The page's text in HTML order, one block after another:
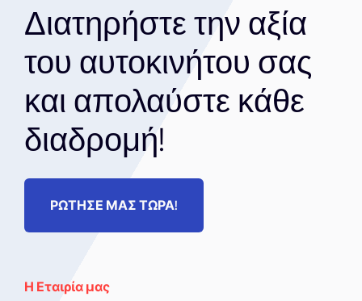
Διατηρήστε την αξία
του αυτοκινήτου σας
και απολαύστε κάθε
διαδρομή!
ΡΩΤΗΣΕ ΜΑΣ ΤΩΡΑ!
Η Εταιρία μας